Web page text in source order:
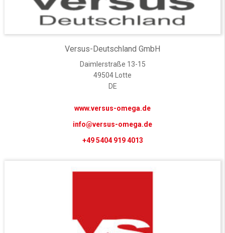
Versus-Deutschland GmbH
Daimlerstraße 13-15
49504 Lotte
DE
www.versus-omega.de
info@versus-omega.de
+49 5404 919 4013